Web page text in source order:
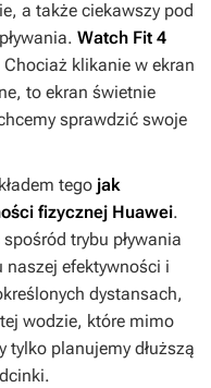
a także ciekawszy pod
Watch Fit 4
Chociaż klikanie w ekran
to ekran świetnie
sprawdzić swoje
tego jak
fizycznej Huawei.
trybu pływania
naszej efektywności i
dystansach,
wodzie, które mimo
tylko planujemy dłuższą